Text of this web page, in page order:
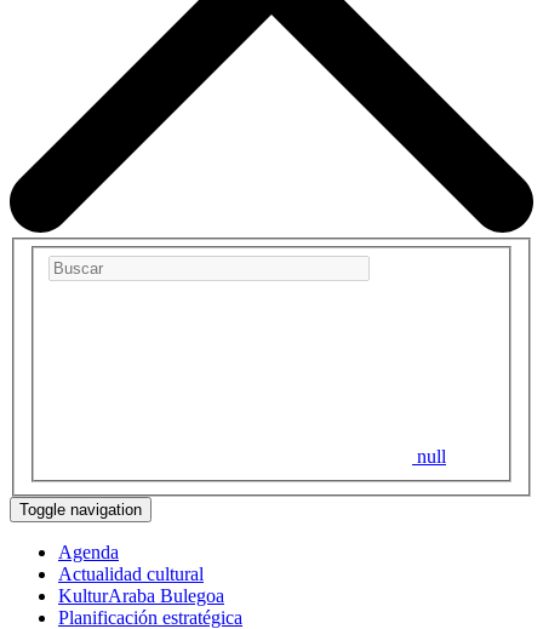
null
Toggle navigation
Agenda
Actualidad cultural
KulturAraba Bulegoa
Planificación estratégica